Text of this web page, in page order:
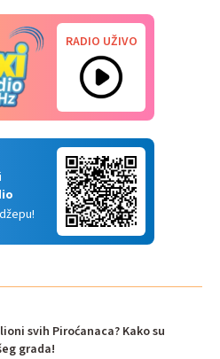
RADIO UŽIVO
svih Piroćanaca? Kako su
grada!